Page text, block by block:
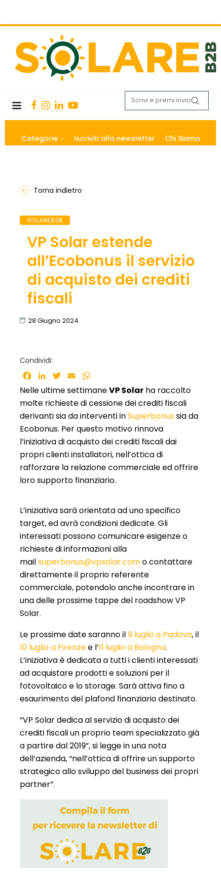
Categorie Iscriviti alla newsletter Chi Siamo
Torna indietro
SOLAREB2B
VP Solar estende
all’Ecobonus il servizio
di acquisto dei crediti
fiscali
28 Giugno 2024
Condividi:
Facebook
LinkedInTwitter
Email
Nelle ultime settimaneVP Solar ha raccolto
molte richieste di cessione dei crediti fiscali
derivanti sia da interventi inSuperbonussia da
Ecobonus. Per questo motivo rinnova
l’iniziativa di acquisto dei crediti fiscali dai
propri clienti installatori, nell’ottica di
rafforzare la relazione commerciale ed offrire
loro supporto finanziario.
L’iniziativa sarà orientata ad uno specifico
target, ed avrà condizioni dedicate. Gli
interessati possono comunicare esigenze o
richieste di informazioni alla
mailsuperbonus@vpsolar.como contattare
direttamente il proprio referente
commerciale, potendolo anche incontrare in
una delle prossime tappe del roadshow VP
Solar.
Le prossime date saranno il9 luglio a Padova, il
10 luglio a Firenzee l’11 luglio a Bologna.
L’iniziativa è dedicata a tutti i clienti interessati
ad acquistare prodotti e soluzioni per il
fotovoltaico e lo storage. Sarà attiva fino a
esaurimento del plafond finanziario destinato.
“VP Solar dedica al servizio di acquisto dei
crediti fiscali un proprio team specializzato già
a partire dal 2019”, si legge in una nota
dell’azienda, “nell’ottica di offrire un supporto
strategico allo sviluppo del business dei propri
partner”.